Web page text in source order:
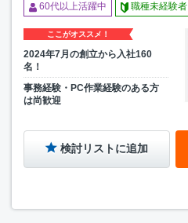
60代以上活躍中 職種未経験者
ここがオススメ！
2024年7月の創立から入社160
名！
事務経験・PC作業経験のある方
は尚歓迎
検討リストに追加